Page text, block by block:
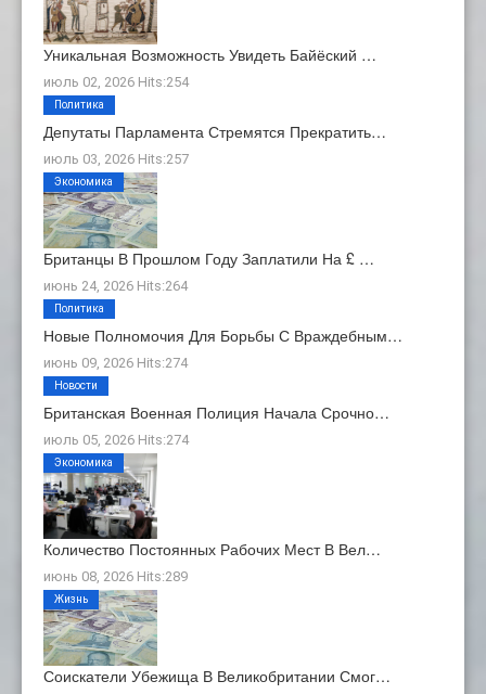
Уникальная Возможность Увидеть Байёский …
июль 02, 2026 Hits:254
Депутаты Парламента Стремятся Прекратить…
июль 03, 2026 Hits:257
Политика
Британцы В Прошлом Году Заплатили На £ …
июнь 24, 2026 Hits:264
Экономика
Новые Полномочия Для Борьбы С Враждебным…
июнь 09, 2026 Hits:274
Политика
Британская Военная Полиция Начала Срочно…
июль 05, 2026 Hits:274
Новости
Количество Постоянных Рабочих Мест В Вел…
июнь 08, 2026 Hits:289
Экономика
Соискатели Убежища В Великобритании Смог…
Жизнь